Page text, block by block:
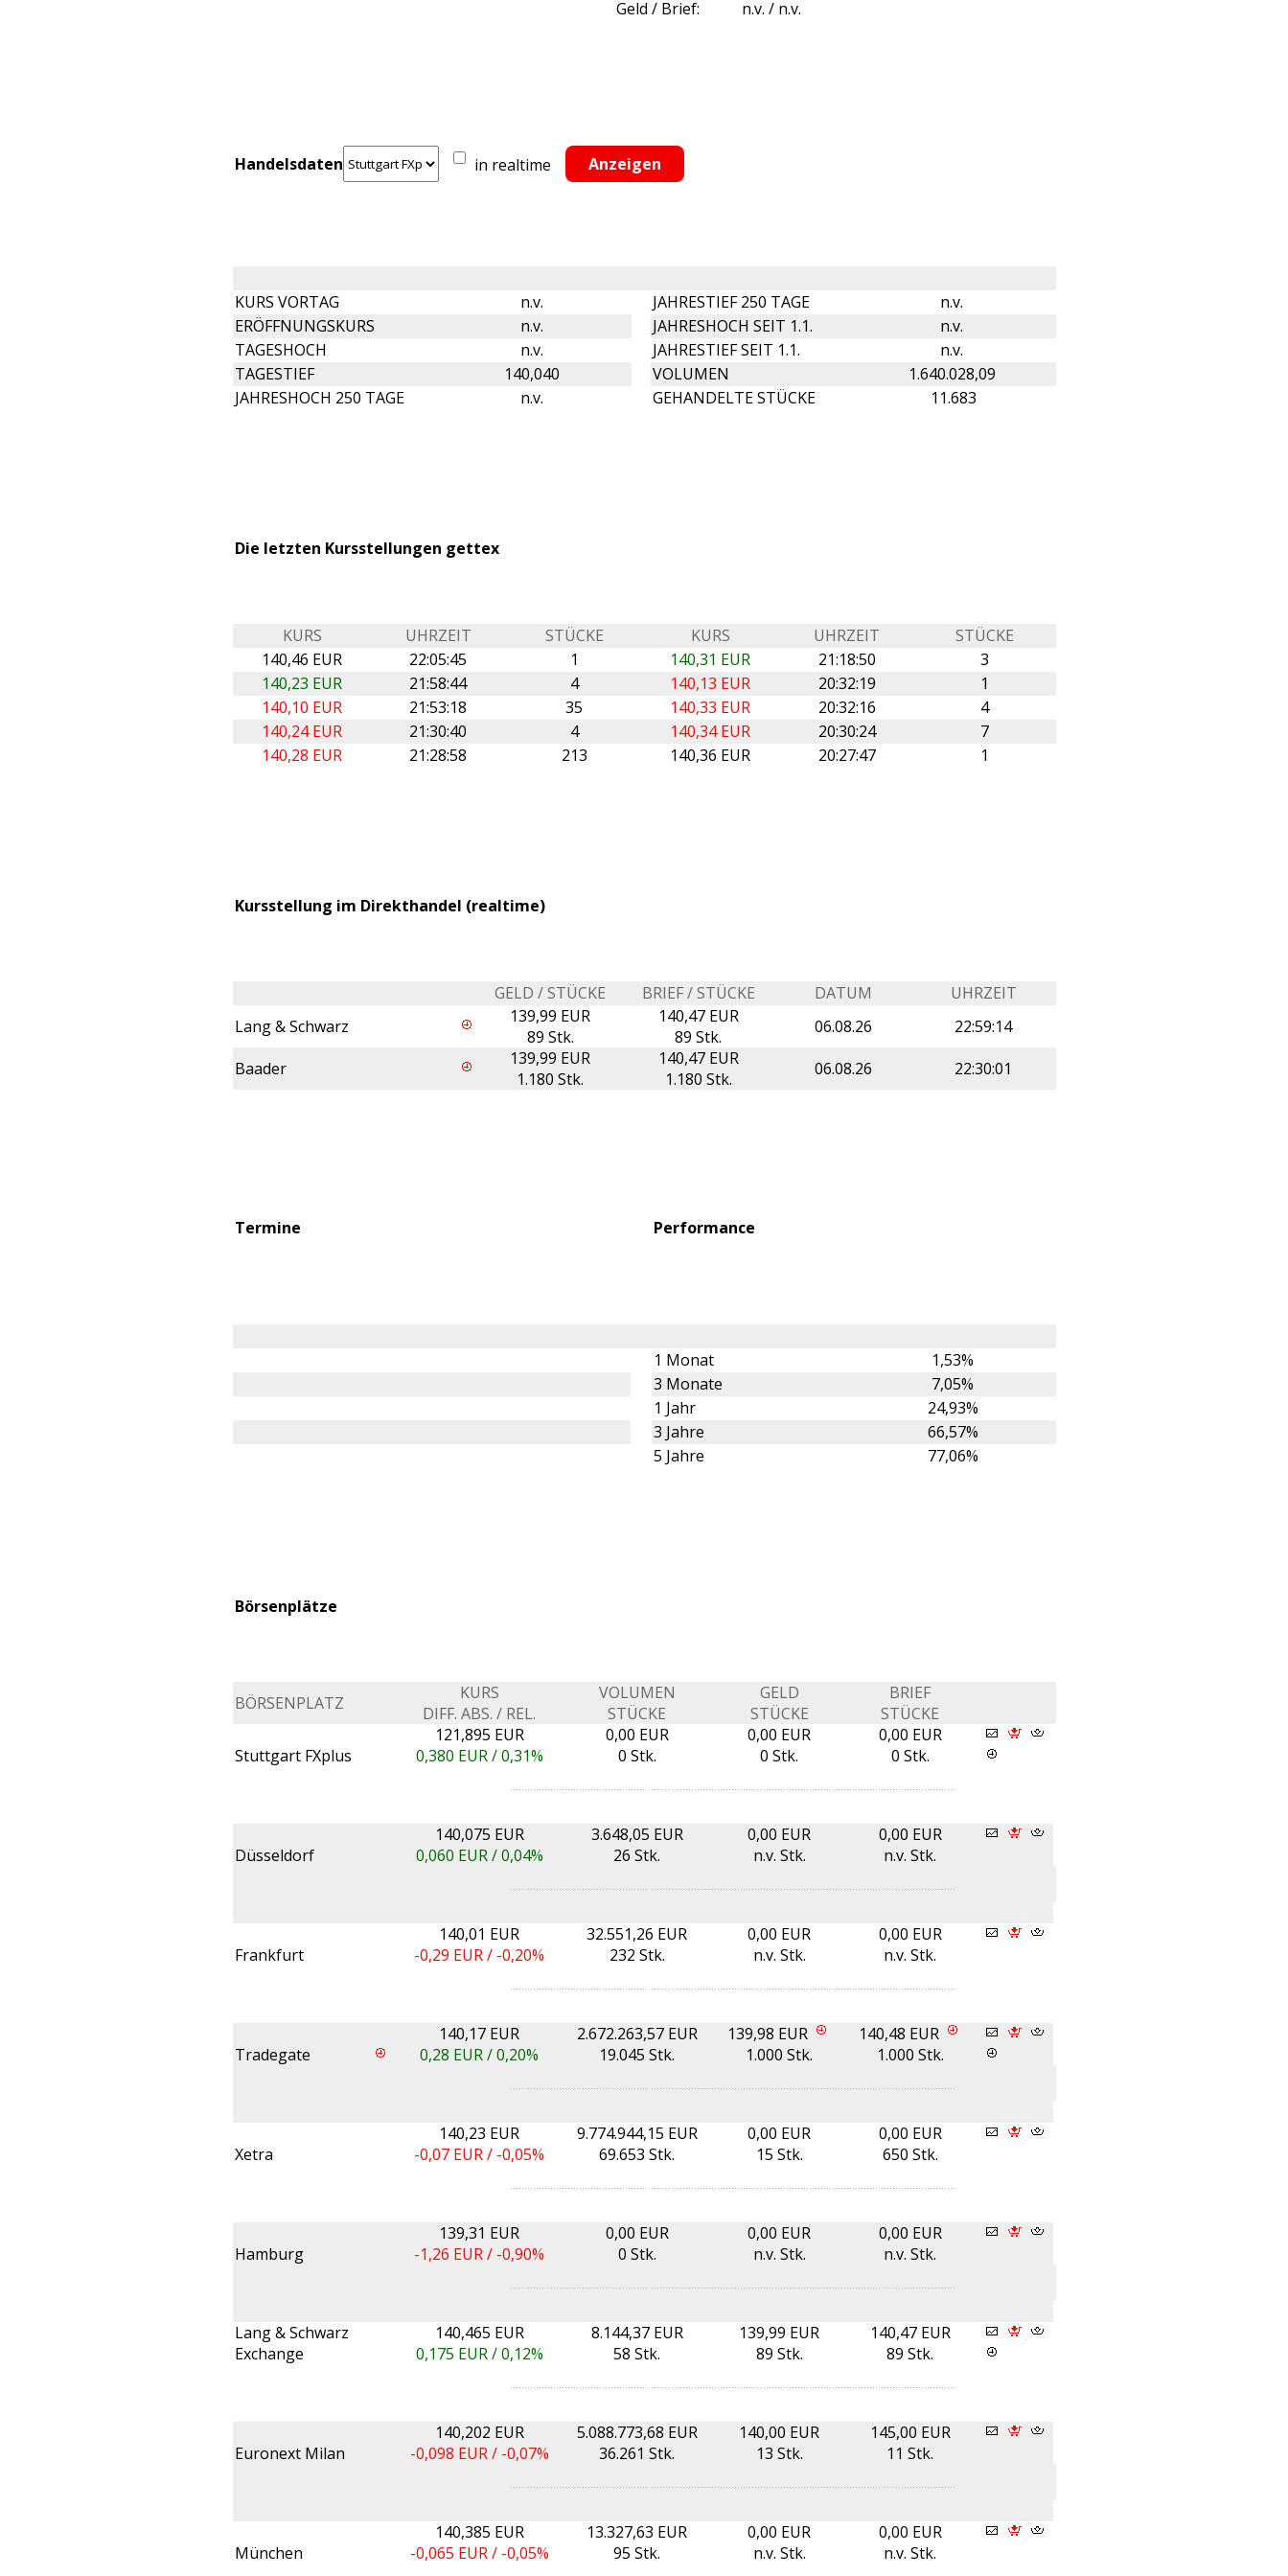
Geld / Brief: n.v. / n.v.
Handelsdaten in realtime
KURS VORTAG n.v. JAHRESTIEF 250 TAGE
n.v.
ERÖFFNUNGSKURS
n.v. JAHRESHOCH SEIT 1.1.
n.v.
TAGESHOCH
n.v. JAHRESTIEF SEIT 1.1.
n.v.
TAGESTIEF
140,040 VOLUMEN
1.640.028,09
JAHRESHOCH 250 TAGE
n.v. GEHANDELTE STÜCKE 11.683
Die letzten Kursstellungen gettex
KURS UHRZEIT STÜCKE KURS UHRZEIT
STÜCKE
140,46 EUR
22:05:45 1 140,31 EUR 21:18:50
3
140,23 EUR
21:58:44 4 140,13 EUR 20:32:19
1
140,10 EUR
21:53:18 35 140,33 EUR 20:32:16
4
140,24 EUR
21:30:40 4 140,34 EUR 20:30:24
7
140,28 EUR
21:28:58 213 140,36 EUR 20:27:47 1
Kursstellung im Direkthandel (realtime)
GELD / STÜCKE BRIEF / STÜCKE DATUM
UHRZEIT
Lang & Schwarz
139,99 EUR
89 Stk.
140,47 EUR
89 Stk.
06.08.26
22:59:14
Baader
139,99 EUR
1.180 Stk.
140,47 EUR
1.180 Stk.
06.08.26 22:30:01
Termine Performance
1 Monat
1,53%
3 Monate
7,05%
1 Jahr
24,93%
3 Jahre
66,57%
5 Jahre
77,06%
Börsenplätze
BÖRSENPLATZ
KURS
DIFF. ABS. / REL.
VOLUMEN
STÜCKE
GELD
STÜCKE
BRIEF
STÜCKE
Stuttgart FXplus
121,895 EUR
0,380 EUR /0,31%
0,00 EUR
0 Stk.
0,00 EUR
0 Stk.
0,00 EUR
0 Stk.
Düsseldorf
140,075 EUR
0,060 EUR /0,04%
3.648,05 EUR
26 Stk.
0,00 EUR
n.v. Stk.
0,00 EUR
n.v. Stk.
Frankfurt
140,01 EUR
-0,29 EUR / -0,20%
32.551,26 EUR
232 Stk.
0,00 EUR
n.v. Stk.
0,00 EUR
n.v. Stk.
Tradegate
140,17 EUR
0,28 EUR /0,20%
2.672.263,57 EUR
19.045 Stk.
139,98 EUR
1.000 Stk.
140,48 EUR
1.000 Stk.
Xetra
140,23 EUR
-0,07 EUR / -0,05%
9.774.944,15 EUR
69.653 Stk.
0,00 EUR
15 Stk.
0,00 EUR
650 Stk.
Hamburg
139,31 EUR
-1,26 EUR / -0,90%
0,00 EUR
0 Stk.
0,00 EUR
n.v. Stk.
0,00 EUR
n.v. Stk.
Lang & Schwarz
Exchange
140,465 EUR
0,175 EUR /0,12%
8.144,37 EUR
58 Stk.
139,99 EUR
89 Stk.
140,47 EUR
89 Stk.
Euronext Milan
140,202 EUR
-0,098 EUR / -0,07%
5.088.773,68 EUR
36.261 Stk.
140,00 EUR
13 Stk.
145,00 EUR
11 Stk.
München
140,385 EUR
-0,065 EUR / -0,05%
13.327,63 EUR
95 Stk.
0,00 EUR
n.v. Stk.
0,00 EUR
n.v. Stk.